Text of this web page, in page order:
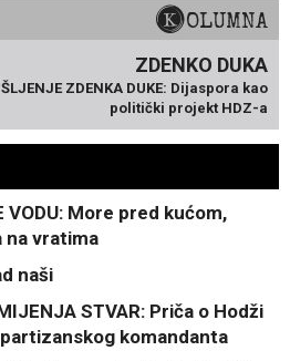
KOLUMNA
ZDENKO DUKA
ZDENKA DUKE: Dijaspora kao
politički projekt HDZ-a
VODU: More pred kućom,
na vratima
naši
STVAR: Priča o Hodži
komandanta